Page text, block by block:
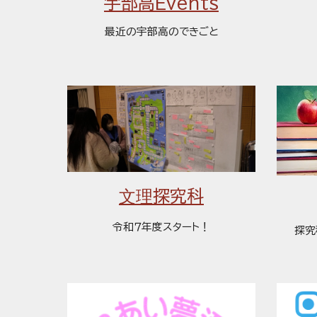
最近の宇部高のできごと
文理探究科
令和７年度スタート！ 探究